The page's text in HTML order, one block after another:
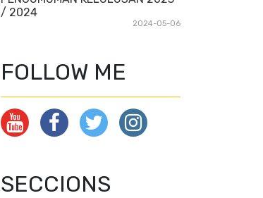
/ 2024
2024-05-06
FOLLOW ME
SECCIONS